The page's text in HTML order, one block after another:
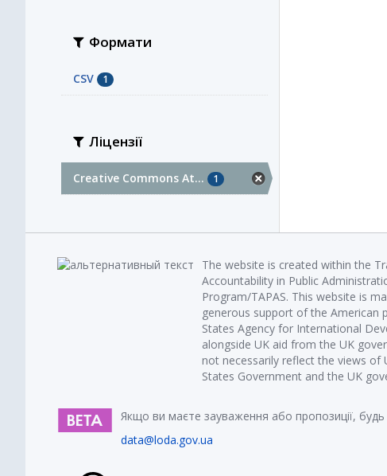
Формати
CSV 1
Ліцензії
Creative Commons At... 1
The website is created within the
Accountability in Public
Program/TAPAS. This website is
generous support of the American
States Agency for International
alongside UK aid from the UK
not necessarily reflect the views of
States Government and the UK
Якщо ви маєте зауваження або пропозиції,
data@loda.gov.ua